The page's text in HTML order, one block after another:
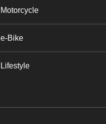
Motorcycle
e-Bike
Lifestyle